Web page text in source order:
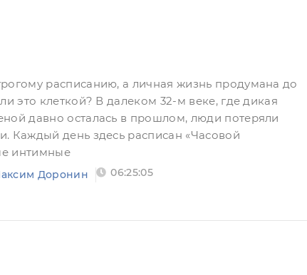
расписанию, а личная жизнь продумана до
это клеткой? В далеком 32-м веке, где дикая
давно осталась в прошлом, люди потеряли
Каждый день здесь расписан «Часовой
интимные
Доронин 06:25:05